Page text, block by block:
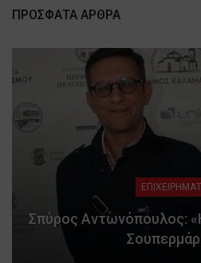
ΠΡΟΣΦΑΤΑ ΑΡΘΡΑ
Σπύρος Αντωνόπουλος: